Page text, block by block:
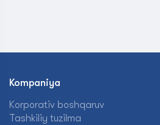
Kompaniya
Korporativ boshqaruv
Tashkiliy tuzilma